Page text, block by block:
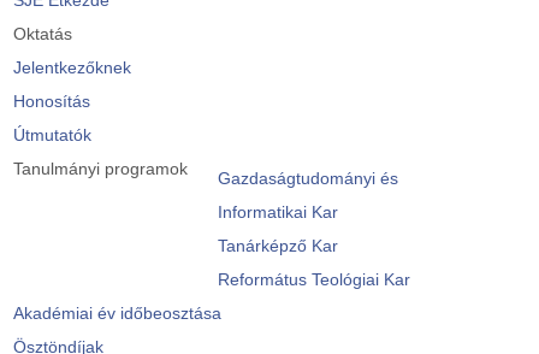
Oktatás
Jelentkezőknek
Honosítás
Útmutatók
Tanulmányi programok
Gazdaságtudományi és
Informatikai Kar
Tanárképző Kar
Református Teológiai Kar
Akadémiai év időbeosztása
Ösztöndíjak